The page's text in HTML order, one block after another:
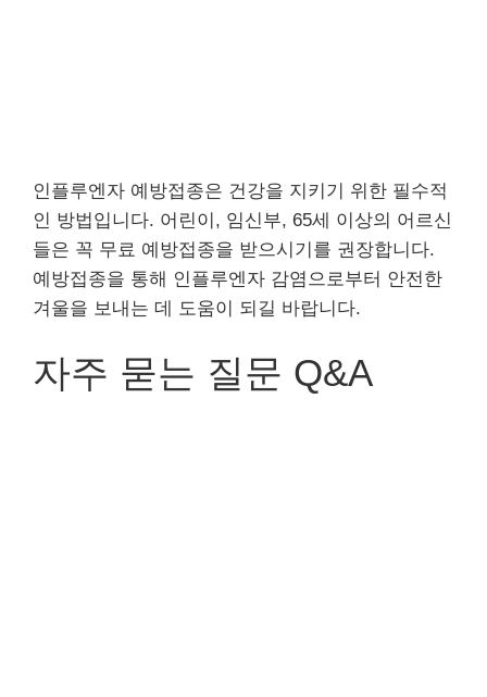
인플루엔자 예방접종은 건강을 지키기 위한 필수적
인 방법입니다. 어린이, 임신부, 65세 이상의 어르신
들은 꼭 무료 예방접종을 받으시기를 권장합니다.
예방접종을 통해 인플루엔자 감염으로부터 안전한
겨울을 보내는 데 도움이 되길 바랍니다.
자주 묻는 질문 Q&A